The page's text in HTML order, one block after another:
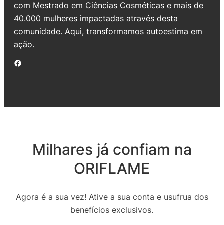
com Mestrado em Ciências Cosméticas e mais de
40.000 mulheres impactadas através desta
comunidade. Aqui, transformamos autoestima em
ação.
Facebook
Milhares já confiam na
ORIFLAME
Agora é a sua vez! Ative a sua conta e usufrua dos
benefícios exclusivos.